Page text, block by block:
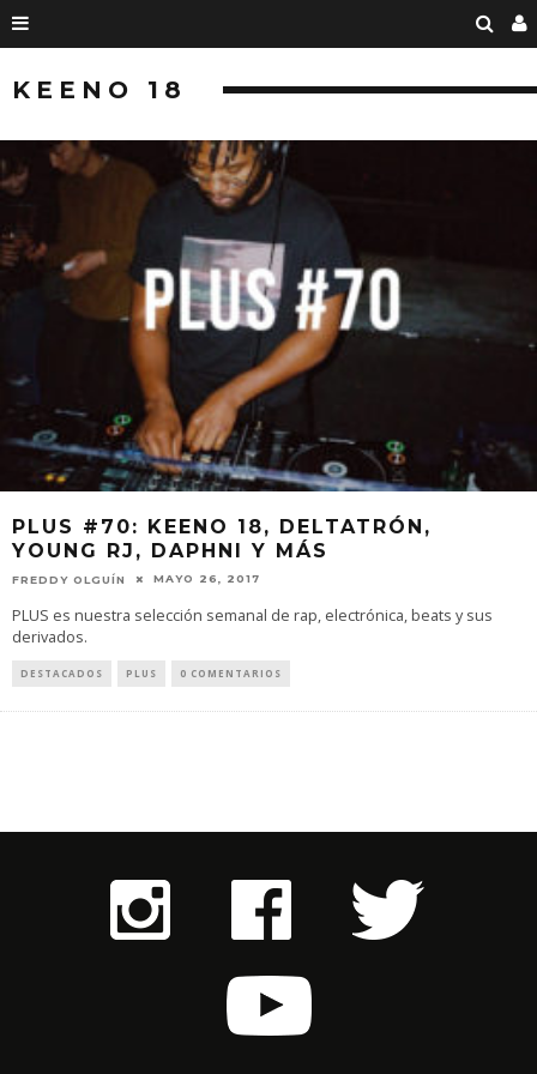
KEENO 18
PLUS #70: KEENO 18, DELTATRÓN,
YOUNG RJ, DAPHNI Y MÁS
FREDDY OLGUÍN MAYO 26, 2017
PLUS es nuestra selección semanal de rap, electrónica, beats y sus
derivados.
DESTACADOS PLUS 0 COMENTARIOS